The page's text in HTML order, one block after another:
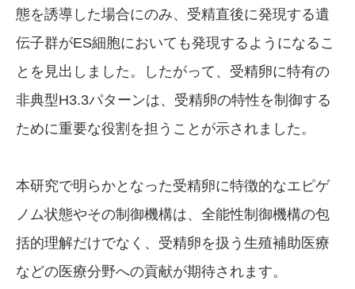
態を誘導した場合にのみ、受精直後に発現する遺
伝子群がES細胞においても発現するようになるこ
とを見出しました。したがって、受精卵に特有の
非典型H3.3パターンは、受精卵の特性を制御する
ために重要な役割を担うことが示されました。
本研究で明らかとなった受精卵に特徴的なエピゲ
ノム状態やその制御機構は、全能性制御機構の包
括的理解だけでなく、受精卵を扱う生殖補助医療
などの医療分野への貢献が期待されます。